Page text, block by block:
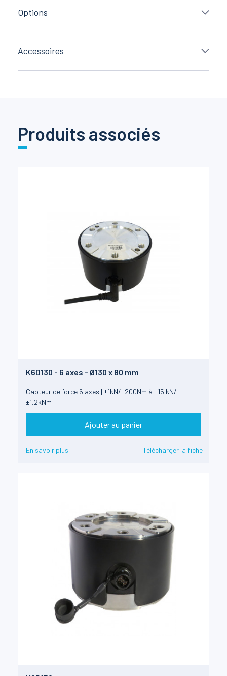
Options
Accessoires
Produits associés
K6D130 - 6 axes - Ø130 x 80 mm
Capteur de force 6 axes | ±1kN/±200Nm à ±15 kN/
±1,2kNm
Ajouter au panier
En savoir plus Télécharger la fiche